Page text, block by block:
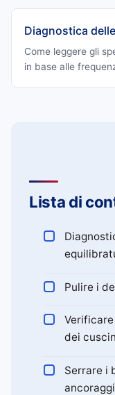
Diagnostica
Come leggere gli
in base alle
Lista di
Pulire i
dei
Serrare i